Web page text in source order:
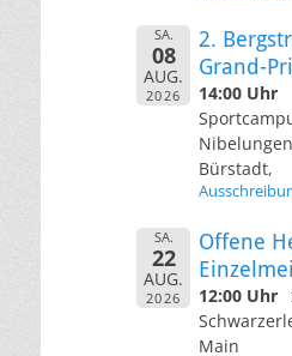
SA.
08
AUG.
2026
2.
Grand-
14:00 Uhr
Bürstadt,
SA.
22
AUG.
2026
Offene
12:00 Uhr
Main